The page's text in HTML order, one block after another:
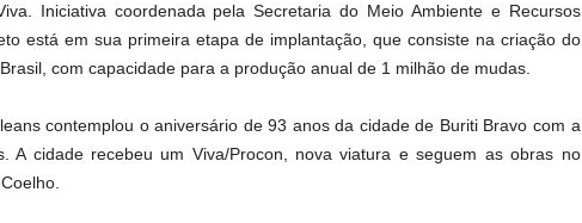
Iniciativa coordenada pela Secretaria do Meio Ambiente e Recursos
está em sua primeira etapa de implantação, que consiste na criação do
com capacidade para a produção anual de 1 milhão de mudas.
contemplou o aniversário de 93 anos da cidade de Buriti Bravo com a
A cidade recebeu um Viva/Procon, nova viatura e seguem as obras no